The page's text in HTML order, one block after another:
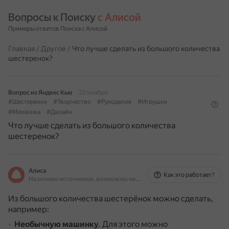
Вопросы к Поиску с Алисой
Примеры ответов Поиска с Алисой
Главная / Другое / Что лучше сделать из большого количества
шестеренок?
Вопрос из Яндекс Кью
22 ноября
#Шестеренки
#Творчество #Рукоделие
#Игрушки
#Механика
#Дизайн
Что лучше сделать из большого количества
шестеренок?
Алиса
На основе источников, возможны неточности
Как это работает?
Из большого количества шестерёнок можно сделать,
например:
Необычную машинку. Для этого можно